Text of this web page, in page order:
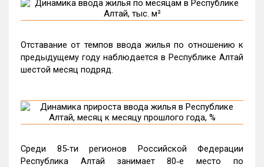
Отставание от темпов ввода жилья по отношению к
предыдущему году наблюдается в Республике Алтай
шестой месяц подряд.
Среди 85‑ти регионов Российской Федерации
Республика Алтай занимает 80‑е место по